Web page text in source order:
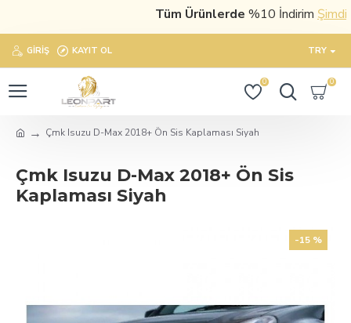
Tüm Ürünlerde%10 İndirimŞimdi
GIRIŞ KAYIT OL TRY
0 0
Çmk Isuzu D-Max 2018+ Ön Sis Kaplaması Siyah
Çmk Isuzu D-Max 2018+ Ön Sis
Kaplaması Siyah
-15 %